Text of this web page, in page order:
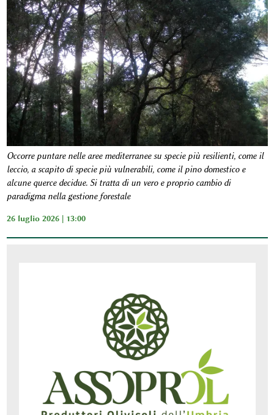
Occorre puntare nelle aree mediterranee su specie più resilienti, come il
leccio, a scapito di specie più vulnerabili, come il pino domestico e
alcune querce decidue. Si tratta di un vero e proprio cambio di
paradigma nella gestione forestale
26 luglio 2026 | 13:00